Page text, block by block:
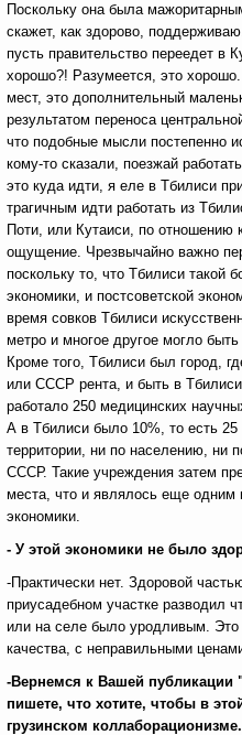
Поскольку она была
скажет, как здорово,
пусть правительство переедет в
хорошо?! Разумеется, это
мест, это дополнительный
результатом переноса
что подобные мысли постепенно
кому-то сказали, поезжай
это куда идти, я еле в Тбилиси
трагичным идти работать из
Поти, или Кутаиси, по отношению
ощущение. Чрезвычайно важно
поскольку то, что Тбилиси такой
экономики, и постсоветской
время совков Тбилиси
метро и многое другое могло
Кроме того, Тбилиси был город,
или СССР рента, и быть в
работало 250 медицинских
А в Тбилиси было 10%, то есть 25
территории, ни по населению, ни
СССР. Такие учреждения затем
места, что и являлось еще одним
экономики.
- У этой экономики не было
-Практически нет. Здоровой
приусадебном участке разводил
или на селе было уродливым. Это
качества, с неправильными
-Вернемся к Вашей публикации
пишете, что хотите, чтобы в
грузинском